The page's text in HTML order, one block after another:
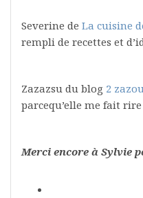
Severine de La cuisine
rempli de recettes et
Zazazsu du blog 2
parcequ’elle me fait
Merci encore à Sylvie